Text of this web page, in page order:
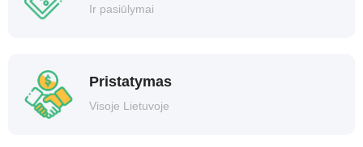
Ir pasiūlymai
Pristatymas
Visoje Lietuvoje